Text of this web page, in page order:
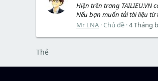
Hiện trên trang
Nếu bạn muốn tải tài liệu
Mr LNA Chủ đề 4 Tháng
Thẻ